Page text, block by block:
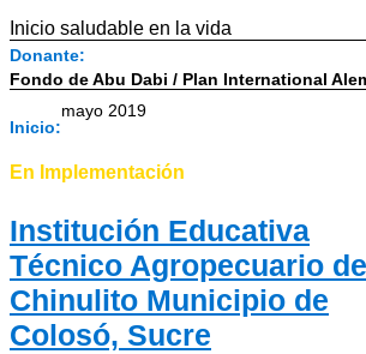
Inicio saludable en la vida
Donante:
Fondo de Abu Dabi / Plan International
Inicio:
mayo 2019
En Implementación
Institución Educativa
Técnico Agropecuario de
Chinulito Municipio de
Colosó, Sucre